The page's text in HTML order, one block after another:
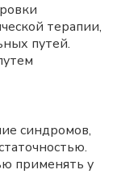
терапии,
путей.
синдромов,
применять у